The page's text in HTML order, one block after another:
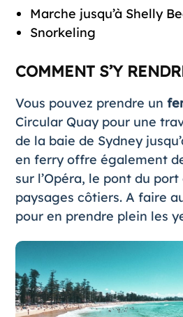
Marche jusqu’à Shelly
Snorkeling
COMMENT S’Y
Vous pouvez prendre un
Circular Quay pour une
de la baie de Sydney
en ferry offre également
sur l’Opéra, le pont du
paysages côtiers. A faire
pour en prendre plein les